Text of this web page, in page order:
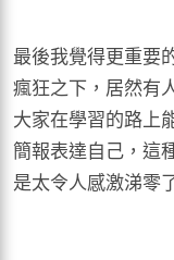
最後我覺得更重要
瘋狂之下，居然有
大家在學習的路上
簡報表達自己，這
是太令人感激涕零